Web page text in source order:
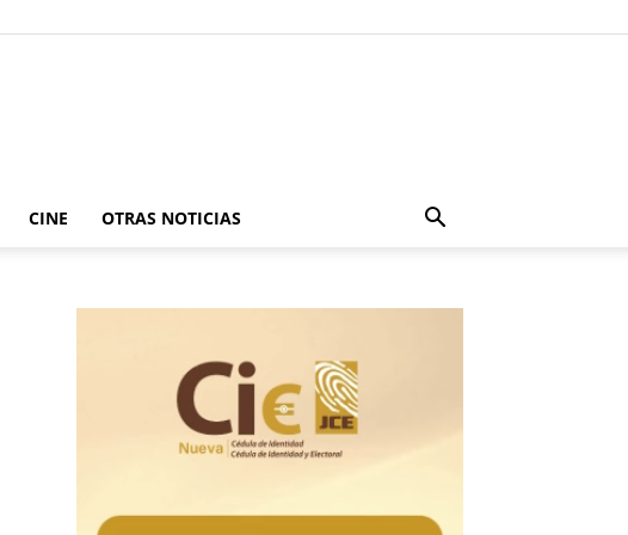
CINE OTRAS NOTICIAS